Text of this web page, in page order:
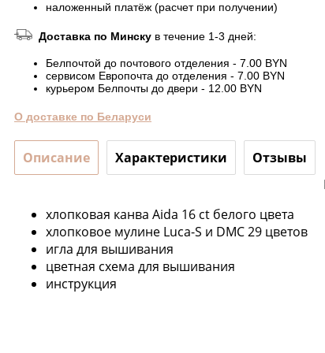
наложенный платёж (расчет при получении)
Доставка по Минску в течение 1-3 дней:
Белпочтой до почтового отделения - 7.00 BYN
сервисом Европочта до отделения - 7.00 BYN
курьером Белпочты до двери - 12.00 BYN
О доставке по Беларуси
Описание Характеристики Отзывы
хлопковая канва Aida 16 ct белого цвета
хлопковое мулине Luca-S и DMC 29 цветов
игла для вышивания
цветная схема для вышивания
инструкция